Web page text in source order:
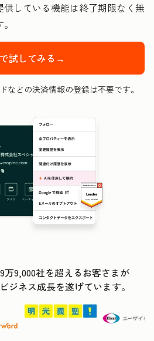
している機能は終了期限なく無
試してみる→
などの決済情報の登録は不要です。
万9,000社を超えるお客さまが
ジネス成長を遂げています。